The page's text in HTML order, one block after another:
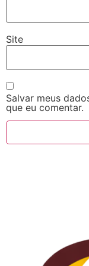
Site
Salvar meus
que eu comentar.